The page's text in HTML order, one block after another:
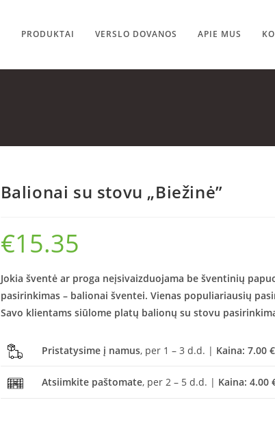
PRODUKTAI VERSLO DOVANOS APIE MUS
Balionai su stovu „Biežinė”
€15.35
Jokia šventė ar proga neįsivaizduojama be šventinių
pasirinkimas – balionai šventei. Vienas populiariausių
Savo klientams siūlome platų balionų su stovu
Pristatysime į namus, per 1 – 3 d.d. | Kaina: 7.00 €
Atsiimkite paštomate, per 2 – 5 d.d. | Kaina: 4.00